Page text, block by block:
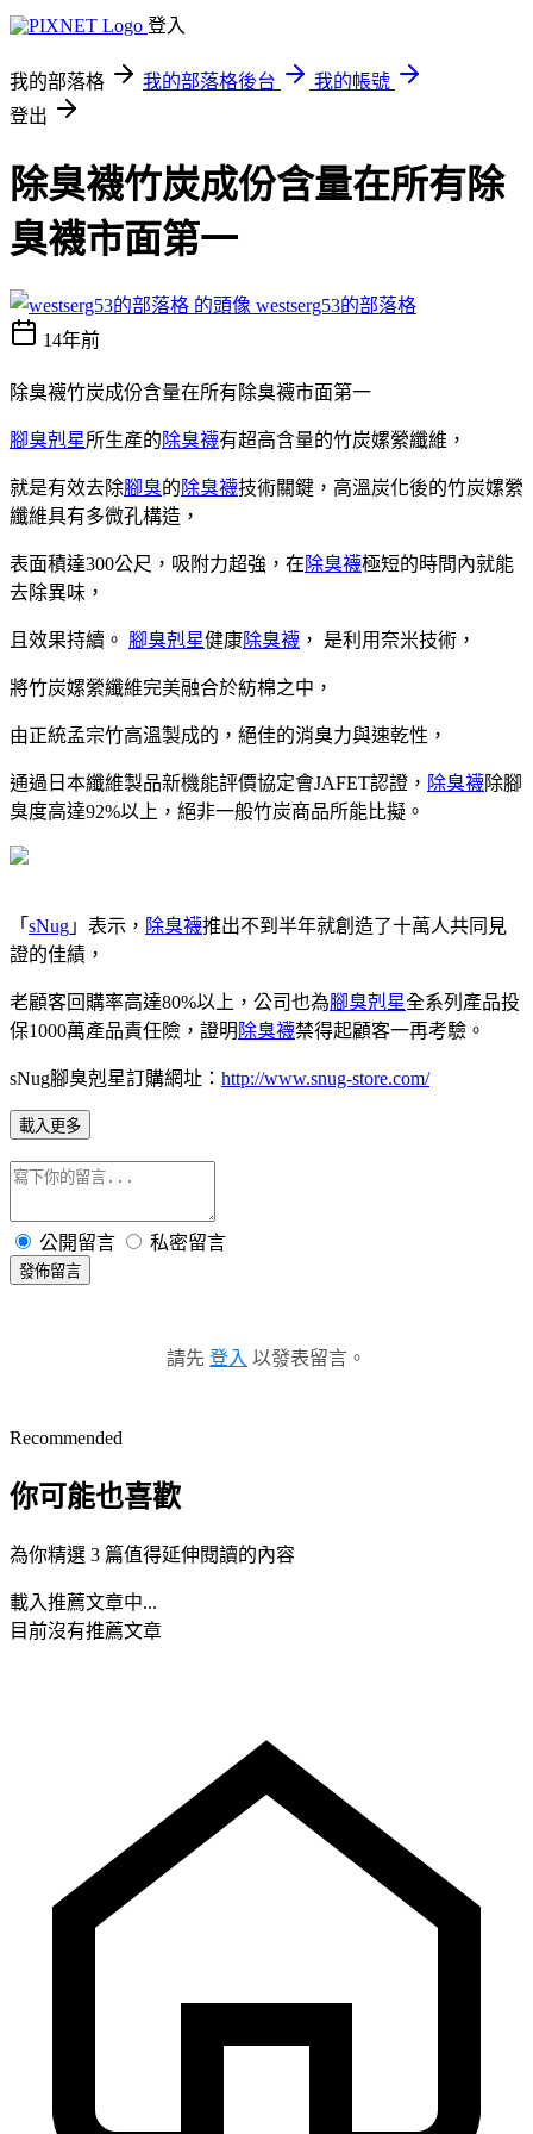
登入
我的部落格 我的部落格後台
我的帳號
登出
除臭襪竹炭成份含量在所有除
臭襪市面第一
westserg53的部落格
14年前
除臭襪竹炭成份含量在所有除臭襪市面第一
腳臭剋星所生產的除臭襪有超高含量的竹炭嫘縈纖維，
就是有效去除腳臭的除臭襪技術關鍵，高溫炭化後的竹炭嫘縈
纖維具有多微孔構造，
表面積達300公尺，吸附力超強，在除臭襪極短的時間內就能
去除異味，
且效果持續。 腳臭剋星健康除臭襪 ， 是利用奈米技術，
將竹炭嫘縈纖維完美融合於紡棉之中，
由正統孟宗竹高溫製成的，絕佳的消臭力與速乾性，
通過日本纖維製品新機能評價協定會JAFET認證， 除臭襪除腳
臭度高達92%以上，絕非一般竹炭商品所能比擬。
「 sNug 」表示， 除臭襪推出不到半年就創造了十萬人共同見
證的佳績，
老顧客回購率高達80%以上，公司也為腳臭剋星全系列產品投
保1000萬產品責任險，證明 除臭襪禁得起顧客一再考驗。
sNug腳臭剋星訂購網址： http://www.snug-store.com/
載入更多
公開留言 私密留言
發佈留言
請先 登入 以發表留言。
Recommended
你可能也喜歡
為你精選 3 篇值得延伸閱讀的內容
載入推薦文章中...
目前沒有推薦文章